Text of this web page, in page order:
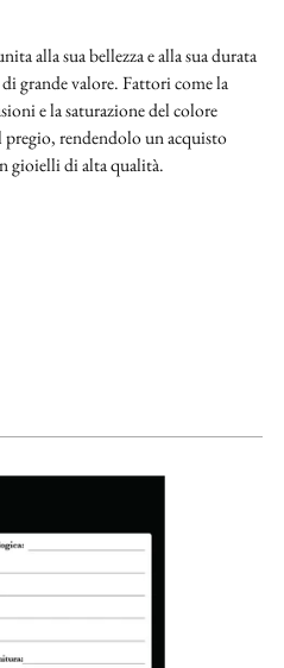
alla sua bellezza e alla sua durata
grande valore. Fattori come la
e la saturazione del colore
rendendolo un acquisto
gioielli di alta qualità.